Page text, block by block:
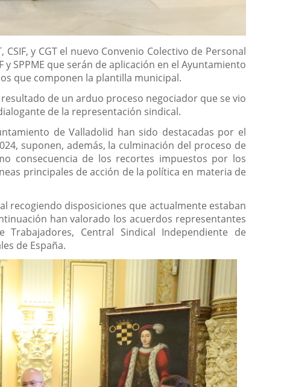
y CGT el nuevo Convenio Colectivo de Personal
SPPME que serán de aplicación en el Ayuntamiento
que componen la plantilla municipal.
de un arduo proceso negociador que se vio
de la representación sindical.
de Valladolid han sido destacadas por el
suponen, además, la culminación del proceso de
consecuencia de los recortes impuestos por los
principales de acción de la política en materia de
recogiendo disposiciones que actualmente estaban
han valorado los acuerdos representantes
Central Sindical Independiente de
de España.